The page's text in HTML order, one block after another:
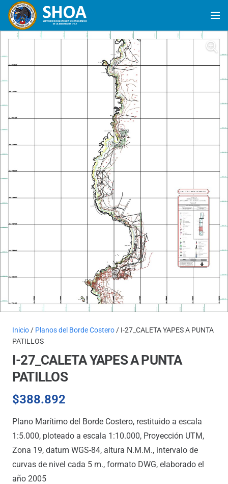
Inicio/ Planos del Borde Costero/ I-27_CALETA YAPES A PUNTA
PATILLOS
I-27_CALETA YAPES A PUNTA
PATILLOS
$388.892
Plano Marítimo del Borde Costero, restituido a escala
1:5.000, ploteado a escala 1:10.000, Proyección UTM,
Zona 19, datum WGS-84, altura N.M.M., intervalo de
curvas de nivel cada 5 m., formato DWG, elaborado el
año 2005